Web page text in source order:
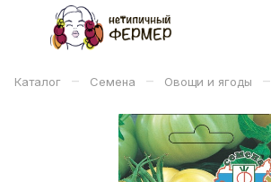
Каталог – Семена – Овощи и ягоды –